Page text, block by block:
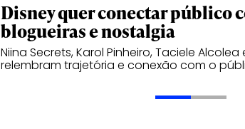
Disney quer conectar público
blogueiras e nostalgia
Niina Secrets, Karol Pinheiro, Taciele Alcolea
relembram trajetória e conexão com o